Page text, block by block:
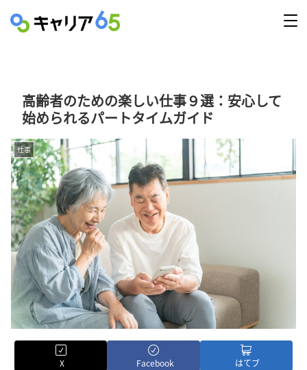
高齢者のための楽しい仕事９選：安心して
始められるパートタイムガイド
仕事
X Facebook はてブ